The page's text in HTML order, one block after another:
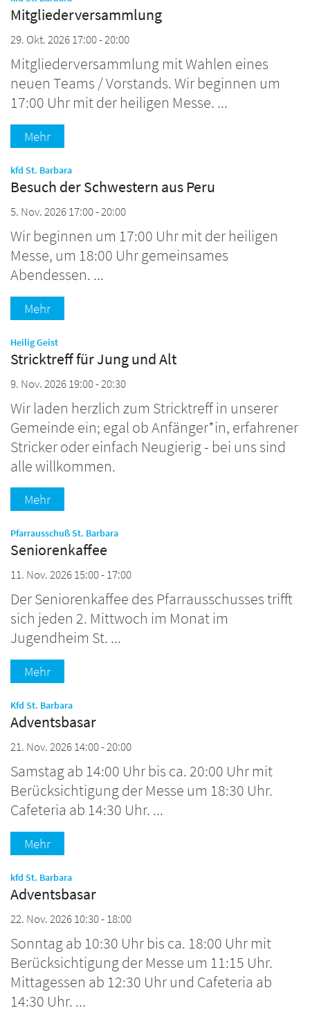
Mitgliederversammlung
29. Okt. 2026 17:00 - 20:00
Mitgliederversammlung mit Wahlen eines
neuen Teams / Vorstands. Wir beginnen um
17:00 Uhr mit der heiligen Messe. ...
Mehr
kfd St. Barbara:
Besuch der Schwestern aus Peru
5. Nov. 2026 17:00 - 20:00
Wir beginnen um 17:00 Uhr mit der heiligen
Messe, um 18:00 Uhr gemeinsames
Abendessen. ...
Mehr
Heilig Geist:
Stricktreff für Jung und Alt
9. Nov. 2026 19:00 - 20:30
Wir laden herzlich zum Stricktreff in unserer
Gemeinde ein; egal ob Anfänger*in, erfahrener
Stricker oder einfach Neugierig - bei uns sind
alle willkommen.
Mehr
Pfarrausschuß St. Barbara:
Seniorenkaffee
11. Nov. 2026 15:00 - 17:00
Der Seniorenkaffee des Pfarrausschusses trifft
sich jeden 2. Mittwoch im Monat im
Jugendheim St. ...
Mehr
Kfd St. Barbara:
Adventsbasar
21. Nov. 2026 14:00 - 20:00
Samstag ab 14:00 Uhr bis ca. 20:00 Uhr mit
Berücksichtigung der Messe um 18:30 Uhr.
Cafeteria ab 14:30 Uhr. ...
Mehr
kfd St. Barbara:
Adventsbasar
22. Nov. 2026 10:30 - 18:00
Sonntag ab 10:30 Uhr bis ca. 18:00 Uhr mit
Berücksichtigung der Messe um 11:15 Uhr.
Mittagessen ab 12:30 Uhr und Cafeteria ab
14:30 Uhr. ...